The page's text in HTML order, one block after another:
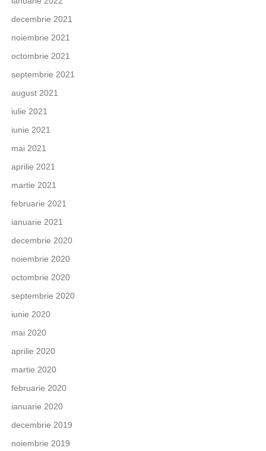
decembrie 2021
noiembrie 2021
octombrie 2021
septembrie 2021
august 2021
iulie 2021
iunie 2021
mai 2021
aprilie 2021
martie 2021
februarie 2021
ianuarie 2021
decembrie 2020
noiembrie 2020
octombrie 2020
septembrie 2020
iunie 2020
mai 2020
aprilie 2020
martie 2020
februarie 2020
ianuarie 2020
decembrie 2019
noiembrie 2019